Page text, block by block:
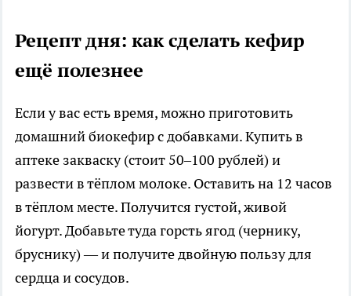
Рецепт дня: как сделать кефир
ещё полезнее
Если у вас есть время, можно приготовить
домашний биокефир с добавками. Купить в
аптеке закваску (стоит 50–100 рублей) и
развести в тёплом молоке. Оставить на 12 часов
в тёплом месте. Получится густой, живой
йогурт. Добавьте туда горсть ягод (чернику,
бруснику) — и получите двойную пользу для
сердца и сосудов.